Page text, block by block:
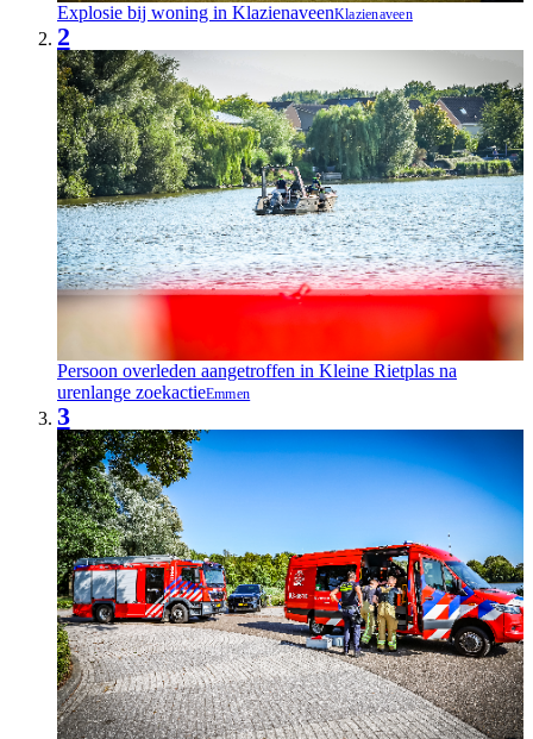
Explosie bij woning in KlazienaveenKlazienaveen
2
Persoon overleden aangetroffen in Kleine Rietplas na
urenlange zoekactieEmmen
3